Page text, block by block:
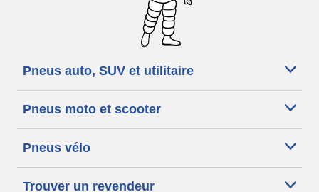
Pneus auto, SUV et utilitaire
Pneus moto et scooter
Pneus vélo
Trouver un revendeur